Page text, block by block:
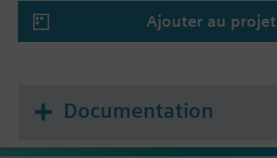
Ajouter au projet
Documentation